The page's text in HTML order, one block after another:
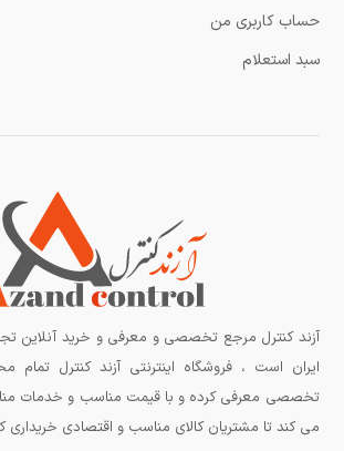
حساب کاربری من
سبد استعلام
آزند کنترل مرجع تخصصی و معرفی و خرید آنلاین
ایران است ، فروشگاه اینترنتی آزند کنترل
تخصصی معرفی کرده و با قیمت مناسب و خدمات
می کند تا مشتریان کالای مناسب و اقتصادی خریداری